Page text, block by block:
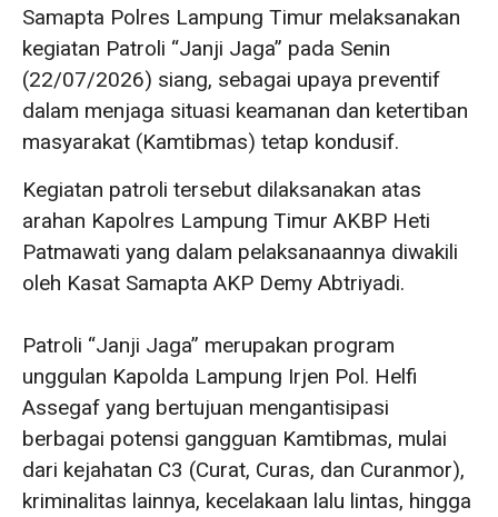
Samapta Polres Lampung Timur melaksanakan
kegiatan Patroli “Janji Jaga” pada Senin
(22/07/2026) siang, sebagai upaya preventif
dalam menjaga situasi keamanan dan ketertiban
masyarakat (Kamtibmas) tetap kondusif.
Kegiatan patroli tersebut dilaksanakan atas
arahan Kapolres Lampung Timur AKBP Heti
Patmawati yang dalam pelaksanaannya diwakili
oleh Kasat Samapta AKP Demy Abtriyadi.
‎Patroli “Janji Jaga” merupakan program
unggulan Kapolda Lampung Irjen Pol. Helfi
Assegaf yang bertujuan mengantisipasi
berbagai potensi gangguan Kamtibmas, mulai
dari kejahatan C3 (Curat, Curas, dan Curanmor),
kriminalitas lainnya, kecelakaan lalu lintas, hingga